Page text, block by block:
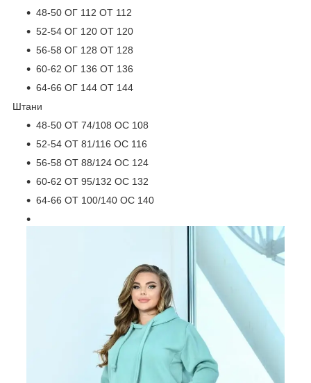
48-50 ОГ 112 ОТ 112
52-54 ОГ 120 ОТ 120
56-58 ОГ 128 ОТ 128
60-62 ОГ 136 ОТ 136
64-66 ОГ 144 ОТ 144
Штани
48-50 ОТ 74/108 ОС 108
52-54 ОТ 81/116 ОС 116
56-58 ОТ 88/124 ОС 124
60-62 ОТ 95/132 ОС 132
64-66 ОТ 100/140 ОС 140